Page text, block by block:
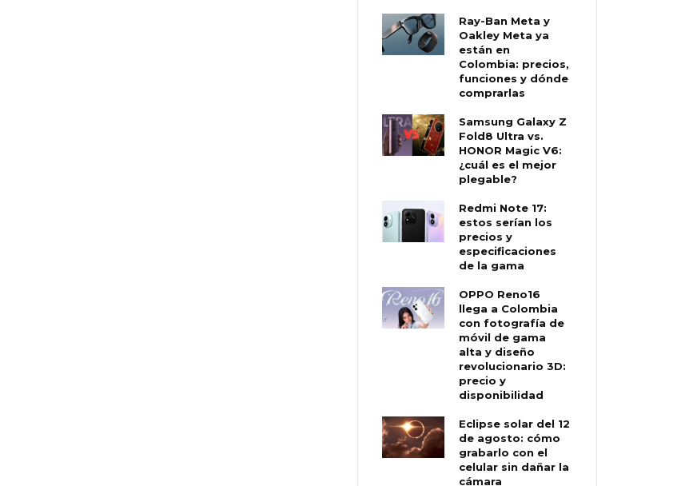
Ray-Ban Meta y
Oakley Meta ya
están en
Colombia: precios,
funciones y dónde
comprarlas
Samsung Galaxy Z
Fold8 Ultra vs.
HONOR Magic V6:
¿cuál es el mejor
plegable?
Redmi Note 17:
estos serían los
precios y
especificaciones
de la gama
OPPO Reno16
llega a Colombia
con fotografía de
móvil de gama
alta y diseño
revolucionario 3D:
precio y
disponibilidad
Eclipse solar del 12
de agosto: cómo
grabarlo con el
celular sin dañar la
cámara